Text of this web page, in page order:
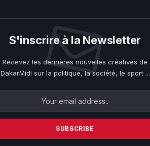
S'inscrire à la Newsletter
Recevez les dernières nouvelles créatives de
DakarMidi sur la politique, la société, le sport ...